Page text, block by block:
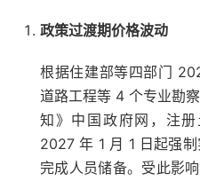
政策过渡期价格波动
根据住建部等四部门
道路工程等 4 个专业勘
知》 中国政府网 ，注
2027 年 1 月 1 日起强
完成人员储备。受此影响